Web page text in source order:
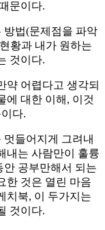
문이다.
방법(문제점을 파악
황과 내가 원하는
것이다.
약 어렵다고 생각되
에 대한 이해, 이것
다.
들어지게 그려내
내는 사람만이 훌륭
공부만해서 되는
한 것은 열린 마음
치북, 이 두가지는
것이다.